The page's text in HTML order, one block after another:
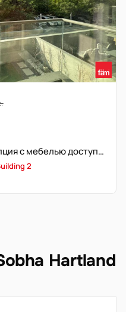
Просторная планировка | Опция с мебелью доступна
2
Hartland